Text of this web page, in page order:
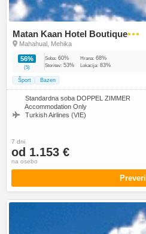
Matan Kaan Hotel Boutique●●●
Mahahual, Mehika
56%
(5)
Soba: 60% Hrana: 68%
Storitev: 53% Lokacija: 83%
Šport Bazen
Standardna soba DOPPEL ZIMMER
Accommodation Only
Turkish Airlines (VIE)
7 dni
od 1.153 €
na osebo
Preveri